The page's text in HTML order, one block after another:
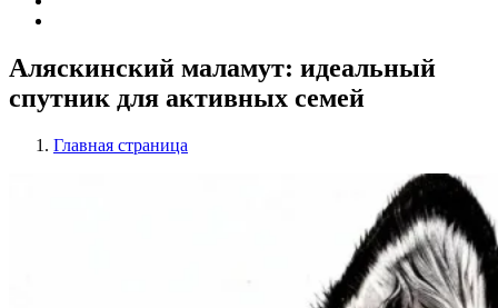
Аляскинский маламут: идеальный
спутник для активных семей
Главная страница